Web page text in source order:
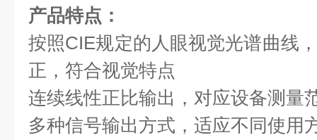
产品特点：
按照CIE规定的人眼视觉光谱曲线
正，符合视觉特点
连续线性正比输出，对应设备测量
多种信号输出方式，适应不同使用